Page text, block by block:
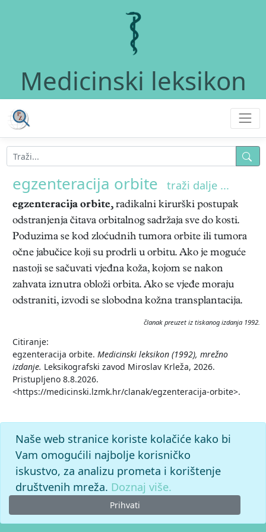
Medicinski leksikon
egzenteracija orbite traži dalje ...
egzenteracija orbite, radikalni kirurški postupak
odstranjenja čitava orbitalnog sadržaja sve do kosti.
Poduzima se kod zloćudnih tumora orbite ili tumora
očne jabučice koji su prodrli u orbitu. Ako je moguće
nastoji se sačuvati vjeđna koža, kojom se nakon
zahvata iznutra obloži orbita. Ako se vjeđe moraju
odstraniti, izvodi se slobodna kožna transplantacija.
članak preuzet iz tiskanog izdanja 1992.
Citiranje:
egzenteracija orbite. Medicinski leksikon (1992), mrežno
izdanje. Leksikografski zavod Miroslav Krleža, 2026.
Pristupljeno 8.8.2026.
<https://medicinski.lzmk.hr/clanak/egzenteracija-orbite>.
Naše web stranice koriste kolačiće kako bi
Vam omogućili najbolje korisničko
iskustvo, za analizu prometa i korištenje
društvenih mreža. Doznaj više.
Prihvati
© 2026. -Leksikografski zavodMiroslav Krleža